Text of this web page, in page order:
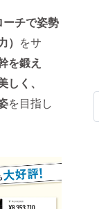
チで姿勢
） をサ
を鍛え
く、
を目指し